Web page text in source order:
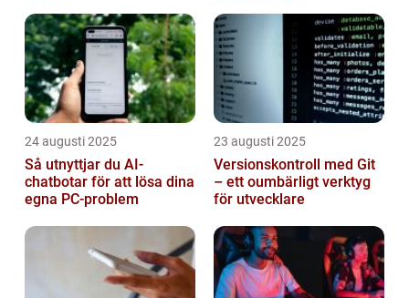
24 augusti 2025
Så utnyttjar du AI-
chatbotar för att lösa dina
egna PC-problem
23 augusti 2025
Versionskontroll med Git
– ett oumbärligt verktyg
för utvecklare